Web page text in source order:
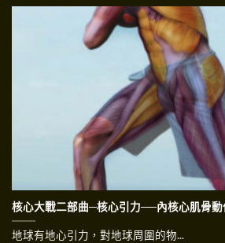
核心大戰二部曲─核心引力──內核心肌骨動
地球有地心引力，對地球周圍的物...